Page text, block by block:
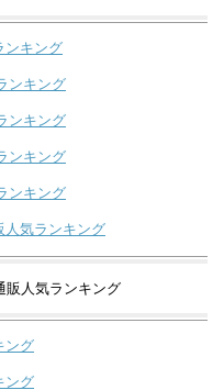
ンキング
ンキング
ンキング
ンキング
ンキング
人気ランキング
販人気ランキング
ング
ング